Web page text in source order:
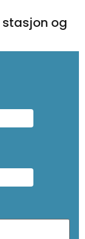
stasjon og